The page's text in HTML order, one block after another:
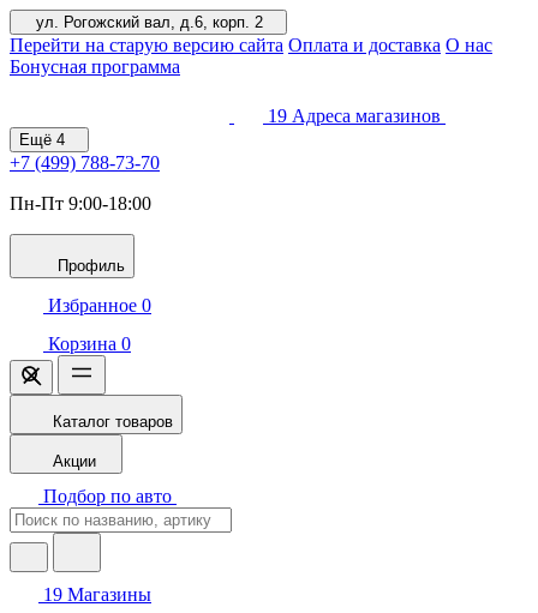
ул. Рогожский вал, д.6, корп. 2
Перейти на старую версию сайта Оплата и доставка О нас
Бонусная программа
19 Адреса магазинов
Ещё 4
+7 (499) 788-73-70
Пн-Пт 9:00-18:00
Профиль
Избранное 0
Корзина 0
Каталог товаров
Акции
Подбор по авто
19 Магазины